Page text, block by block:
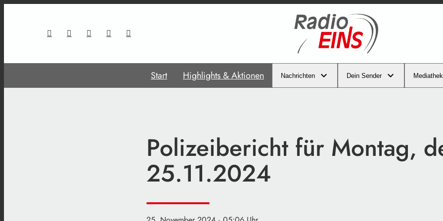
Start Highlights & Aktionen Nachrichten Dein Sender Mediathek
Polizeibericht für Montag,
25.11.2024